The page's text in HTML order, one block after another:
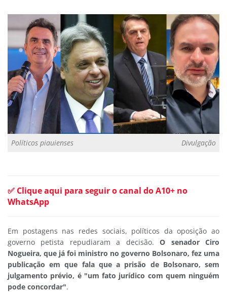
Políticos piauienses Divulgação
✅ Clique aqui para seguir o canal do A10+ no
WhatsApp
Em postagens nas redes sociais, políticos da oposição ao
governo petista repudiaram a decisão.O senador Ciro
Nogueira, que já foi ministro no governo Bolsonaro, fez uma
publicação em que fala que a prisão de Bolsonaro, sem
julgamento prévio, é "um fato jurídico com quem ninguém
pode concordar".